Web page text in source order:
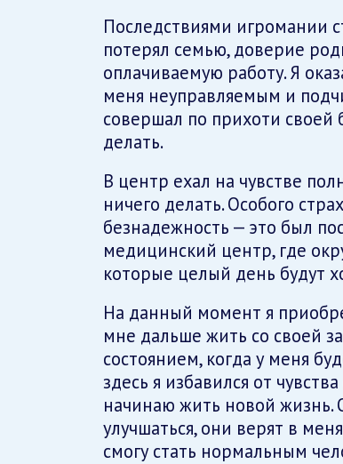
Последствиями игромании
потерял семью, доверие
оплачиваемую работу. Я
меня неуправляемым и
совершал по прихоти своей
делать.
В центр ехал на чувстве
ничего делать. Особого
безнадежность — это был
медицинский центр, где
которые целый день будут
На данный момент я
мне дальше жить со своей
состоянием, когда у меня
здесь я избавился от
начинаю жить новой
улучшаться, они верят в
смогу стать нормальным